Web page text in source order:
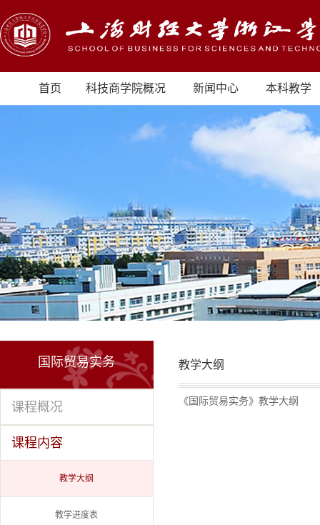
首页 科技商学院概况 新闻中心 本科教学
国际贸易实务
课程概况
课程内容
教学大纲
教学进度表
教学大纲
《国际贸易实务》教学大纲